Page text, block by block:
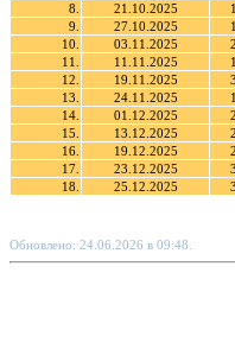
8.
21.10.2025 1
9.
27.10.2025 1
10.
03.11.2025 2
11.
11.11.2025 1
12.
19.11.2025 3
13.
24.11.2025 1
14.
01.12.2025 2
15.
13.12.2025 2
16.
19.12.2025 2
17.
23.12.2025 3
18.
25.12.2025 3
Обновлено: 24.06.2026 в 09:48.